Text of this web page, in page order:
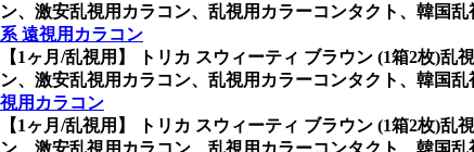
ン、激安乱視用カラコン、乱視用カラーコンタクト、韓国
系 遠視用カラコン
【1ヶ月/乱視用】 トリカ スウィーティ ブラウン (1箱2枚)乱
ン、激安乱視用カラコン、乱視用カラーコンタクト、韓国
視用カラコン
【1ヶ月/乱視用】 トリカ スウィーティ ブラウン (1箱2枚)乱
ン、激安乱視用カラコン、乱視用カラーコンタクト、韓国